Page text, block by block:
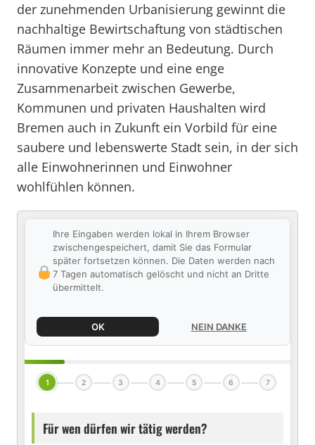
der zunehmenden Urbanisierung gewinnt die
nachhaltige Bewirtschaftung von städtischen
Räumen immer mehr an Bedeutung. Durch
innovative Konzepte und eine enge
Zusammenarbeit zwischen Gewerbe,
Kommunen und privaten Haushalten wird
Bremen auch in Zukunft ein Vorbild für eine
saubere und lebenswerte Stadt sein, in der sich
alle Einwohnerinnen und Einwohner
wohlfühlen können.
Ihre Eingaben werden lokal in Ihrem Browser
zwischengespeichert, damit Sie das Formular
später fortsetzen können. Die Daten werden nach
7 Tagen automatisch gelöscht und nicht an Dritte
übermittelt.
OK NEIN DANKE
1 2 3 4 5 6 7
Für wen dürfen wir tätig werden?